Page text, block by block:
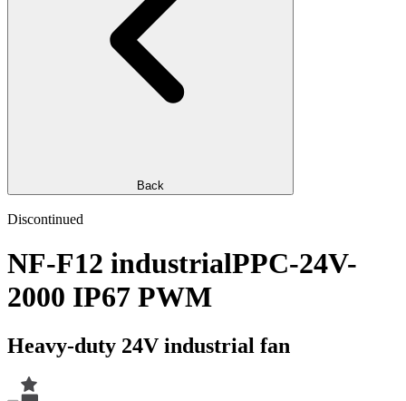
Back
Discontinued
NF-F12 industrialPPC-24V-
2000 IP67 PWM
Heavy-duty 24V industrial fan